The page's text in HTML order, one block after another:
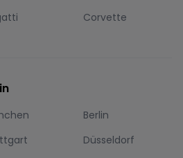
Corvette
Berlin
Düsseldorf